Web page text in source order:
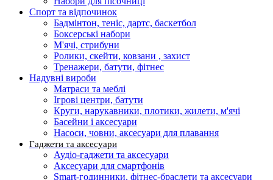
Спорт та відпочинок
Бадмінтон, теніс, дартс, баскетбол
Боксерські набори
М'ячі, стрибуни
Ролики, скейти, ковзани , захист
Тренажери, батути, фітнес
Надувні вироби
Матраси та меблі
Ігрові центри, батути
Круги, нарукавники, плотики, жилети, м'ячі
Басейни і аксесуари
Насоси, човни, аксесуари для плавання
Гаджети та аксесуари
Аудіо-гаджети та аксесуари
Аксесуари для смартфонів
Smart-годинники, фітнес-браслети та аксесуари